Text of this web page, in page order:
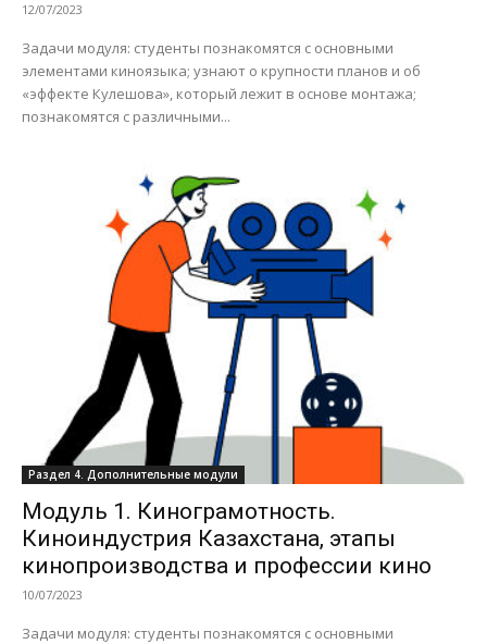
12/07/2023
Задачи модуля: студенты познакомятся с основными
элементами киноязыка; узнают о крупности планов и об
«эффекте Кулешова», который лежит в основе монтажа;
познакомятся с различными...
Раздел 4. Дополнительные модули
Модуль 1. Кинограмотность.
Киноиндустрия Казахстана, этапы
кинопроизводства и профессии кино
10/07/2023
Задачи модуля: студенты познакомятся с основными